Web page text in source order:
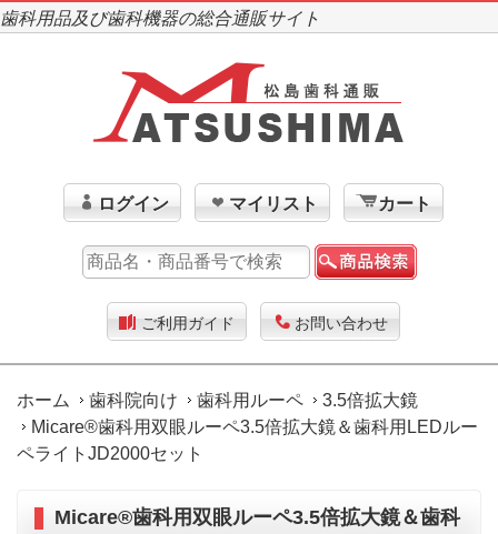
歯科用品及び歯科機器の総合通販サイト
ログイン マイリスト カート
ご利用ガイド お問い合わせ
ホーム 歯科院向け 歯科用ルーペ
3.5倍拡大鏡
Micare®歯科用双眼ルーペ3.5倍拡大鏡＆歯科用LEDルー
ペライトJD2000セット
Micare®歯科用双眼ルーペ3.5倍拡大鏡＆歯科